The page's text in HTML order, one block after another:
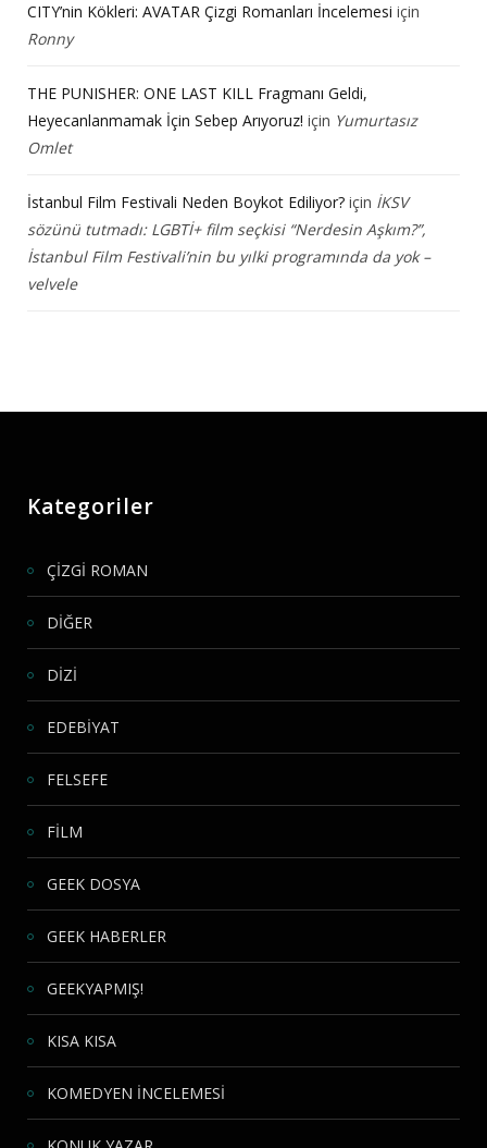
CITY’nin Kökleri: AVATAR Çizgi Romanları İncelemesi için
Ronny
THE PUNISHER: ONE LAST KILL Fragmanı Geldi,
Heyecanlanmamak İçin Sebep Arıyoruz! için Yumurtasız
Omlet
İstanbul Film Festivali Neden Boykot Ediliyor? için İKSV
sözünü tutmadı: LGBTİ+ film seçkisi “Nerdesin Aşkım?”,
İstanbul Film Festivali’nin bu yılki programında da yok –
velvele
Kategoriler
ÇİZGİ ROMAN
DİĞER
DİZİ
EDEBİYAT
FELSEFE
FİLM
GEEK DOSYA
GEEK HABERLER
GEEKYAPMIŞ!
KISA KISA
KOMEDYEN İNCELEMESİ